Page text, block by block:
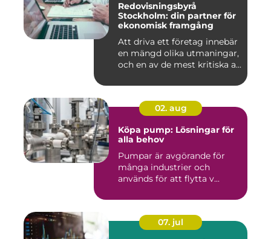
Redovisningsbyrå
Stockholm: din partner för
ekonomisk framgång
Att driva ett företag innebär
en mängd olika utmaningar,
och en av de mest kritiska a...
02. aug
Köpa pump: Lösningar för
alla behov
Pumpar är avgörande för
många industrier och
används för att flytta v...
07. jul